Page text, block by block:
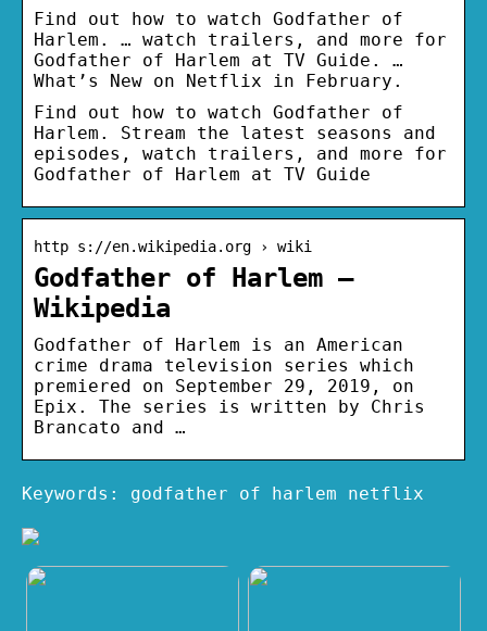
Find out how to watch Godfather of
Harlem. … watch trailers, and more for
Godfather of Harlem at TV Guide. …
What’s New on Netflix in February.
Find out how to watch Godfather of
Harlem. Stream the latest seasons and
episodes, watch trailers, and more for
Godfather of Harlem at TV Guide
http s://en.wikipedia.org › wiki
Godfather of Harlem –
Wikipedia
Godfather of Harlem is an American
crime drama television series which
premiered on September 29, 2019, on
Epix. The series is written by Chris
Brancato and …
Keywords: godfather of harlem netflix